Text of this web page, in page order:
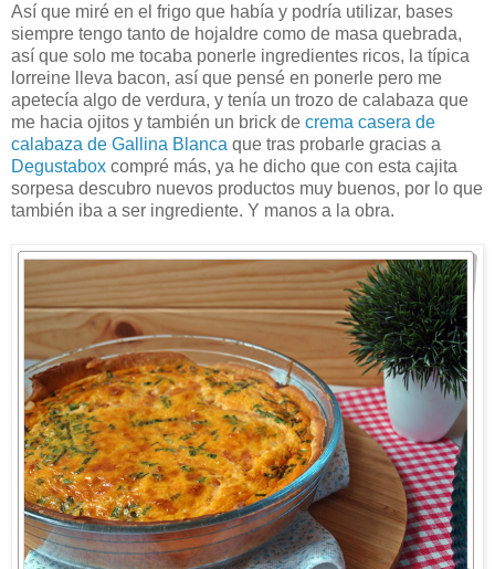
Así que miré en el frigo que había y podría utilizar, bases
siempre tengo tanto de hojaldre como de masa quebrada,
así que solo me tocaba ponerle ingredientes ricos, la típica
lorreine lleva bacon, así que pensé en ponerle pero me
apetecía algo de verdura, y tenía un trozo de calabaza que
me hacia ojitos y también un brick de crema casera de
calabaza de Gallina Blanca que tras probarle gracias a
Degustabox compré más, ya he dicho que con esta cajita
sorpesa descubro nuevos productos muy buenos, por lo que
también iba a ser ingrediente. Y manos a la obra.